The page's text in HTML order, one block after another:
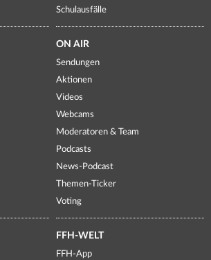
Schulausfälle
ON AIR
Sendungen
Aktionen
Videos
Webcams
Moderatoren & Team
Podcasts
News-Podcast
Themen-Ticker
Voting
FFH-WELT
FFH-App